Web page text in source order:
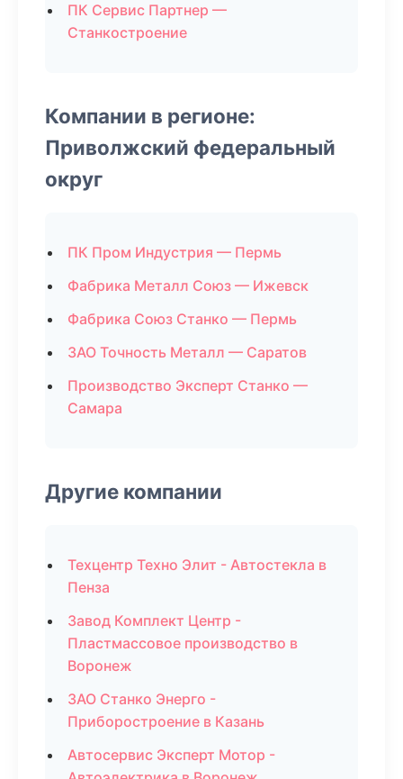
ПК Сервис Партнер —
Станкостроение
Компании в регионе:
Приволжский федеральный
округ
ПК Пром Индустрия — Пермь
Фабрика Металл Союз — Ижевск
Фабрика Союз Станко — Пермь
ЗАО Точность Металл — Саратов
Производство Эксперт Станко —
Самара
Другие компании
Техцентр Техно Элит - Автостекла в
Пенза
Завод Комплект Центр -
Пластмассовое производство в
Воронеж
ЗАО Станко Энерго -
Приборостроение в Казань
Автосервис Эксперт Мотор -